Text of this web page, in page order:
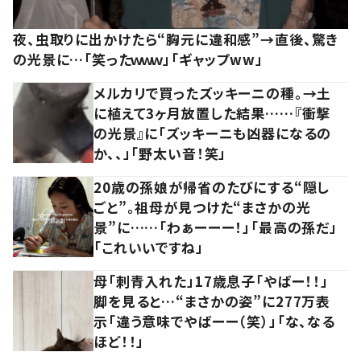
夜、虫取りに出かけたら“胸元に違和感”→直後、驚き
の光景に…「笑ったｗｗｗ」「ギャップww」
メルカリで買ったズッキーニの種。→土
に植えて3ヶ月放置した結果……『衝撃
の光景』に「ズッキーニも凶器になるの
か、、」「野太い音！笑」
20歳の孫娘が帰省のたびにする“隠し
ごと”。祖母が見つけた“まさかの光
景”に……「わぁーーー！」「最高の孫だ」
「これいいですね」
母「刺青入れた」17歳息子「やばー！！」
脚を見ると…“まさかの姿”に277万表
示「違う意味でやばーー（笑）」「な、なる
ほど！！」